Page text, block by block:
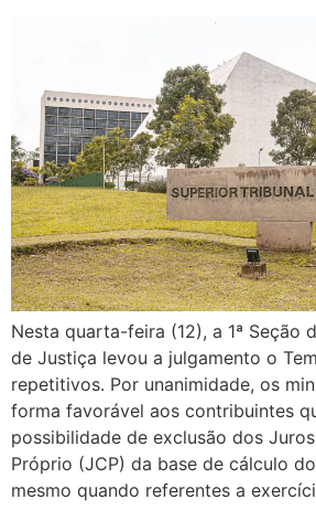
Nesta quarta-feira (12), a 1ª Seção
de Justiça levou a julgamento o
repetitivos. Por unanimidade, os
forma favorável aos contribuintes
possibilidade de exclusão dos
Próprio (JCP) da base de cálculo do
mesmo quando referentes a